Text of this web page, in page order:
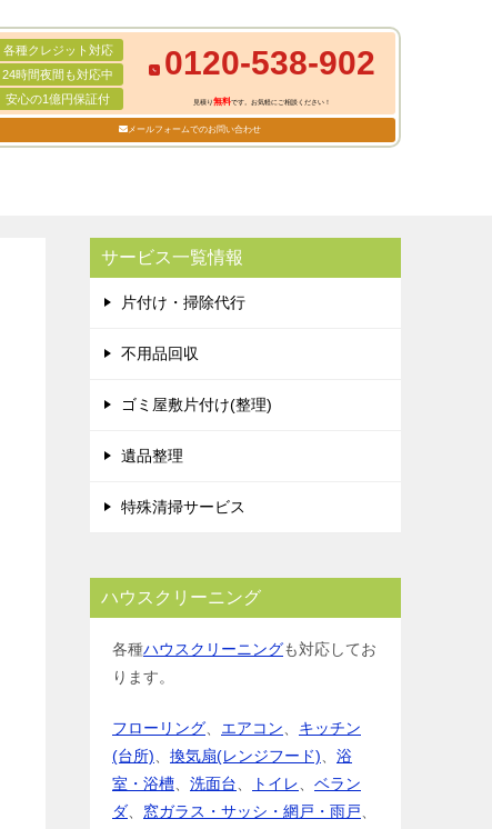
各種クレジット対応
24時間夜間も対応中
安心の1億円保証付
0120-538-902
見積り無料です。お気軽にご相談ください！
メールフォームでのお問い合わせ
サービス一覧情報
片付け・掃除代行
不用品回収
ゴミ屋敷片付け(整理)
遺品整理
特殊清掃サービス
ハウスクリーニング
各種ハウスクリーニングも対応してお
ります。
フローリング エアコン
キッチン
(台所)
換気扇(レンジフード)
浴
室・浴槽
洗面台 トイレ
ベラン
ダ
窓ガラス・サッシ・網戸・雨戸